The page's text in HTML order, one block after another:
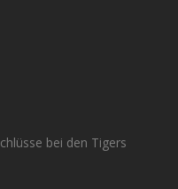
bei den Tigers